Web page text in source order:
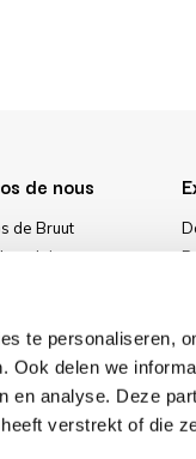
te personaliseren,
Ook delen we
en analyse. Deze
verstrekt of die
de nous
de Bruut